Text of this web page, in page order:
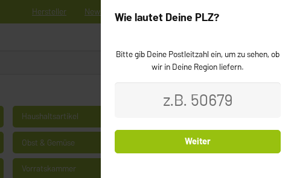
Hersteller News Registrieren Kontakt
0
Haushaltsartikel
Obst & Gemüse Milchprodukte & Käse
Vorratskammer
Wie lautet Deine PLZ?
Bitte gib Deine Postleitzahl ein, um zu sehen, ob
wir in Deine Region liefern.
Weiter